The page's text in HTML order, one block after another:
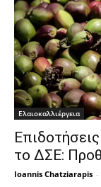
Ελαιοκαλλιέργεια
το ΔΣΕ:
Ioannis Chatziarapis -